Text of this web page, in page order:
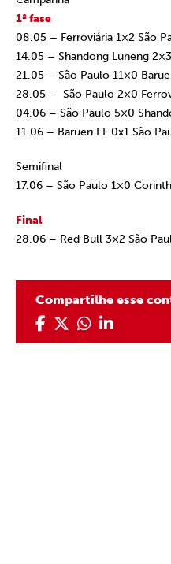
1ª fase
08.05 – Ferroviária 1×2 São
14.05 – Shandong Luneng
21.05 – São Paulo 11×0
28.05 – São Paulo 2×0
04.06 – São Paulo 5×0
11.06 – Barueri EF 0x1 São
Semifinal
17.06 – São Paulo 1×0
Final
28.06 – Red Bull 3×2 São
Compartilhe esse